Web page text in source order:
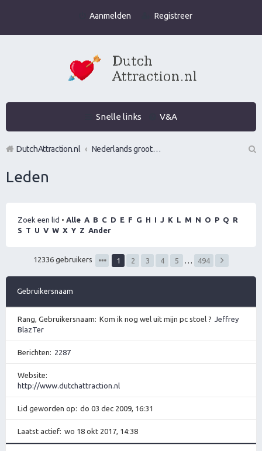
Aanmelden Registreer
Snelle links V&A
DutchAttraction.nl
Nederlands grootste Dutch Attraction, Lifestyle, Vrouwen versieren en Pick-Up (PUA) Forum
Leden
Zoek een lid • Alle A B C D E F G H I J K L M N O P Q R
S T U V W X Y Z Ander
12336 gebruikers 1 2 3 4 5 494
Gebruikersnaam
Rang, Gebruikersnaam Kom ik nog wel uit mijn pc stoel ?
Jeffrey
BlazTer
Berichten 2287
Website
http://www.dutchattraction.nl
Lid geworden op do 03 dec 2009, 16:31
Laatst actief wo 18 okt 2017, 14:38